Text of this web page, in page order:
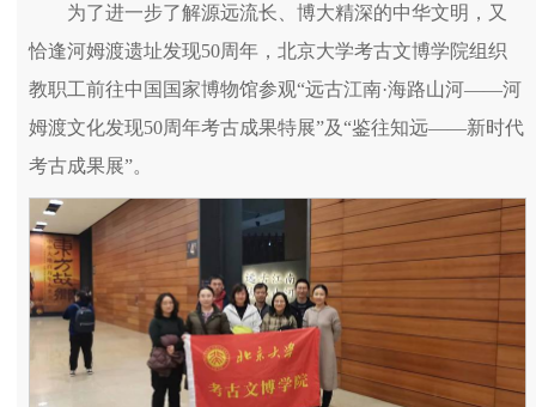
为了进一步了解源远流长、博大精深的中华文明，又
恰逢河姆渡遗址发现50周年，北京大学考古文博学院组织
教职工前往中国国家博物馆参观“远古江南·海路山河——河
姆渡文化发现50周年考古成果特展”及“鉴往知远——新时代
考古成果展”。